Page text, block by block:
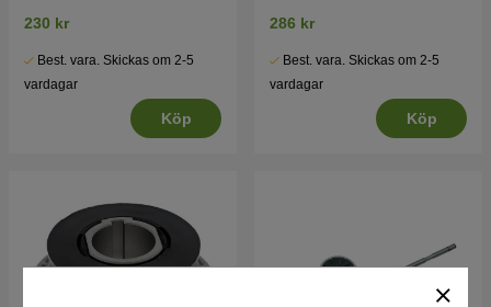
230 kr
Best. vara. Skickas om 2-5
vardagar
Köp
286 kr
Best. vara. Skickas om 2-5
vardagar
Köp